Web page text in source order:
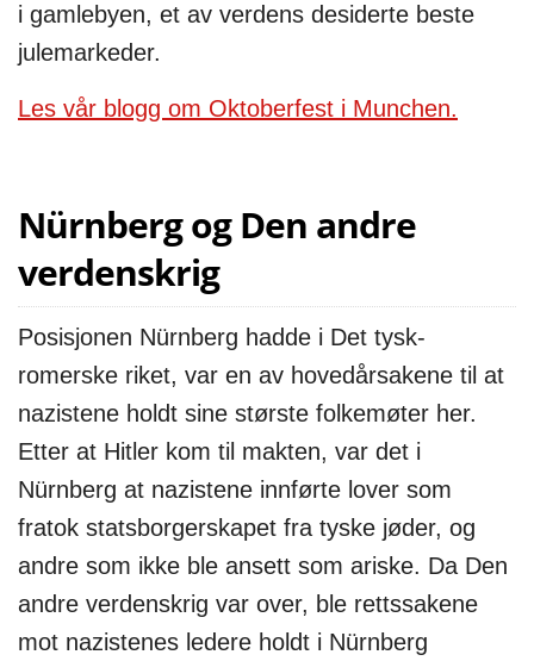
i gamlebyen, et av verdens desiderte beste
julemarkeder.
Les vår blogg om Oktoberfest i Munchen.
Nürnberg og Den andre
verdenskrig
Posisjonen Nürnberg hadde i Det tysk-
romerske riket, var en av hovedårsakene til at
nazistene holdt sine største folkemøter her.
Etter at Hitler kom til makten, var det i
Nürnberg at nazistene innførte lover som
fratok statsborgerskapet fra tyske jøder, og
andre som ikke ble ansett som ariske. Da Den
andre verdenskrig var over, ble rettssakene
mot nazistenes ledere holdt i Nürnberg